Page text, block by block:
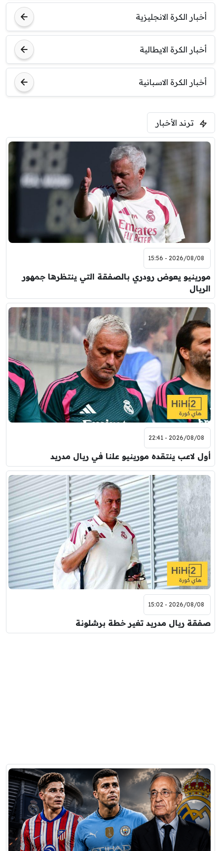
أخبار الكرة الانجليزية
أخبار الكرة الايطالية
أخبار الكرة الاسبانية
ترند الأخبار
2026/08/08 - 15:56
مورينيو يعوض رودري بالصفقة التي ينتظرها جمهور
الريال
2026/08/08 - 22:41
أول لاعب ينتقده مورينيو علنا في ريال مدريد
2026/08/08 - 15:02
صفقة ريال مدريد تغير خطة برشلونة